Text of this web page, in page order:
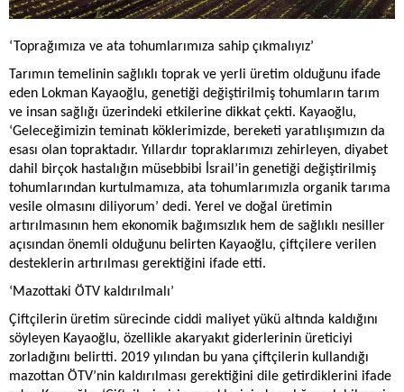
‘Toprağımıza ve ata tohumlarımıza sahip çıkmalıyız’
Tarımın temelinin sağlıklı toprak ve yerli üretim olduğunu ifade
eden Lokman Kayaoğlu, genetiği değiştirilmiş tohumların tarım
ve insan sağlığı üzerindeki etkilerine dikkat çekti. Kayaoğlu,
‘Geleceğimizin teminatı köklerimizde, bereketi yaratılışımızın da
esası olan topraktadır. Yıllardır topraklarımızı zehirleyen, diyabet
dahil birçok hastalığın müsebbibi İsrail’in genetiği değiştirilmiş
tohumlarından kurtulmamıza, ata tohumlarımızla organik tarıma
vesile olmasını diliyorum’ dedi. Yerel ve doğal üretimin
artırılmasının hem ekonomik bağımsızlık hem de sağlıklı nesiller
açısından önemli olduğunu belirten Kayaoğlu, çiftçilere verilen
desteklerin artırılması gerektiğini ifade etti.
‘Mazottaki ÖTV kaldırılmalı’
Çiftçilerin üretim sürecinde ciddi maliyet yükü altında kaldığını
söyleyen Kayaoğlu, özellikle akaryakıt giderlerinin üreticiyi
zorladığını belirtti. 2019 yılından bu yana çiftçilerin kullandığı
mazottan ÖTV’nin kaldırılması gerektiğini dile getirdiklerini ifade